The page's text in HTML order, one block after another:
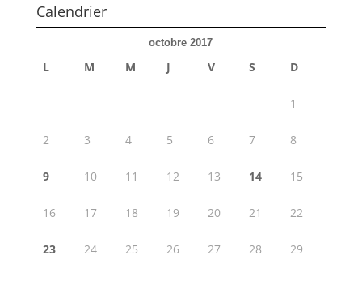
Calendrier
octobre 2017
L M M J V S D
1
2 3 4 5 6 7 8
9 10 11 12 13 14 15
16 17 18 19 20 21 22
23 24 25 26 27 28 29